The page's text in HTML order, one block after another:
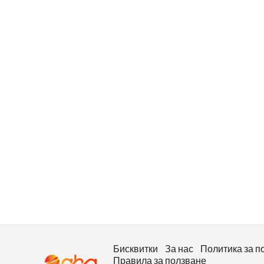
Бисквитки За нас
Политика за
Правила за ползване